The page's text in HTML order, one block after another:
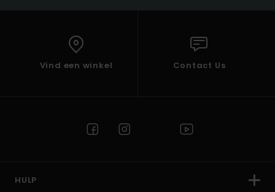
Vind een winkel Contact Us
HULP